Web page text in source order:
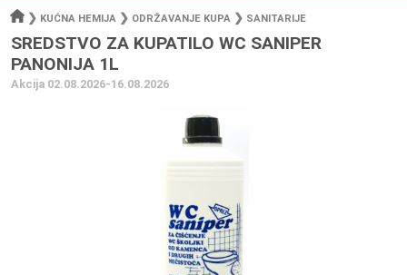
❯ KUĆNA HEMIJA ❯ ODRŽAVANJE KUPA ❯ SANITARIJE
SREDSTVO ZA KUPATILO WC SANIPER
PANONIJA 1L
Akcija 02.08.2026-16.08.2026